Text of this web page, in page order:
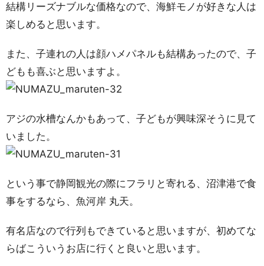
結構リーズナブルな価格なので、海鮮モノが好きな人は
楽しめると思います。
また、子連れの人は顔ハメパネルも結構あったので、子
どもも喜ぶと思いますよ。
アジの水槽なんかもあって、子どもが興味深そうに見て
いました。
という事で静岡観光の際にフラリと寄れる、沼津港で食
事をするなら、魚河岸 丸天。
有名店なので行列もできていると思いますが、初めてな
らばこういうお店に行くと良いと思います。